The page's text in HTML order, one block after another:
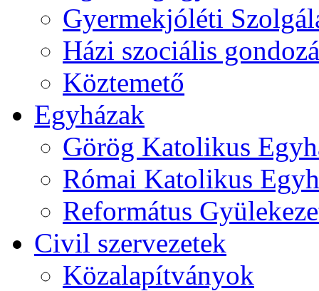
Gyermekjóléti
Házi szociális
Köztemető
Egyházak
Görög Katolikus
Római Katolikus
Református
Civil szervezetek
Közalapítványok